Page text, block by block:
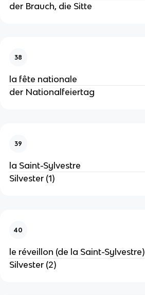
der Brauch, die Sitte
38
la fête nationale
der Nationalfeiertag
39
la Saint-Sylvestre
Silvester (1)
40
le réveillon (de la Saint-Sylvestre)
Silvester (2)